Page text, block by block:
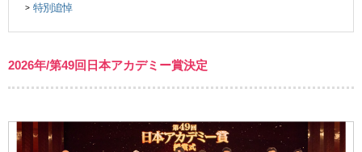
> 特別追悼
2026年/第49回日本アカデミー賞決定